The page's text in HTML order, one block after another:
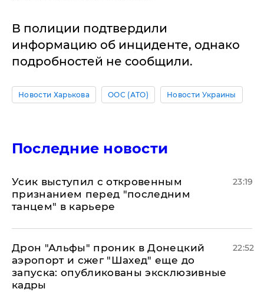
В полиции подтвердили
информацию об инциденте, однако
подробностей не сообщили.
Новости Харькова ООС (АТО) Новости Украины
Последние новости
Усик выступил с откровенным
признанием перед "последним
танцем" в карьере
23:19
Дрон "Альфы" проник в Донецкий
аэропорт и сжег "Шахед" еще до
запуска: опубликованы эксклюзивные
кадры
22:52